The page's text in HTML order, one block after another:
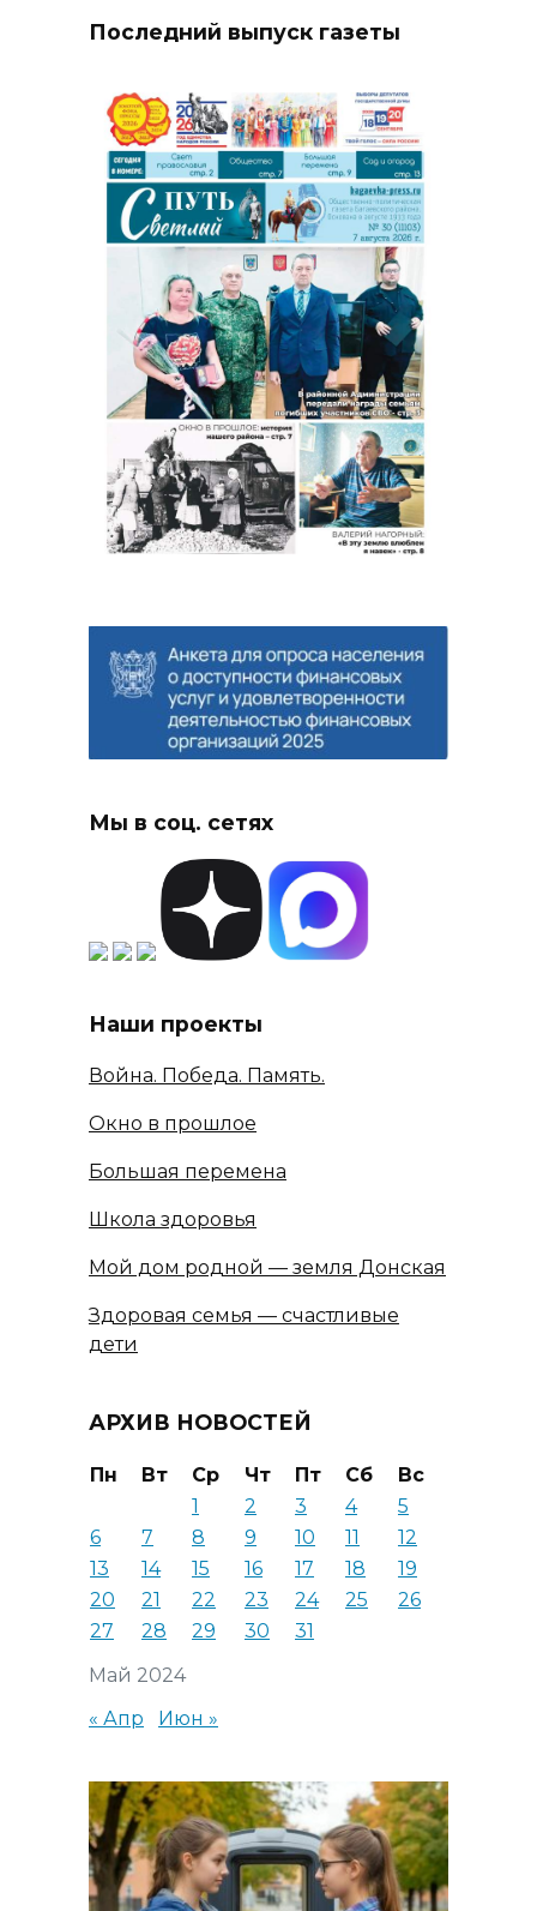
Последний выпуск газеты
Мы в соц. сетях
Наши проекты
Война. Победа. Память.
Окно в прошлое
Большая перемена
Школа здоровья
Мой дом родной — земля Донская
Здоровая семья — счастливые
дети
АРХИВ НОВОСТЕЙ
Май 2024
Пн Вт Ср Чт Пт Сб
Вс
1
2 3 4
5
6
7 8 9 10 11
12
13
14 15 16 17 18
19
20
21 22 23 24 25
26
27
28 29 30 31
« Апр Июн »